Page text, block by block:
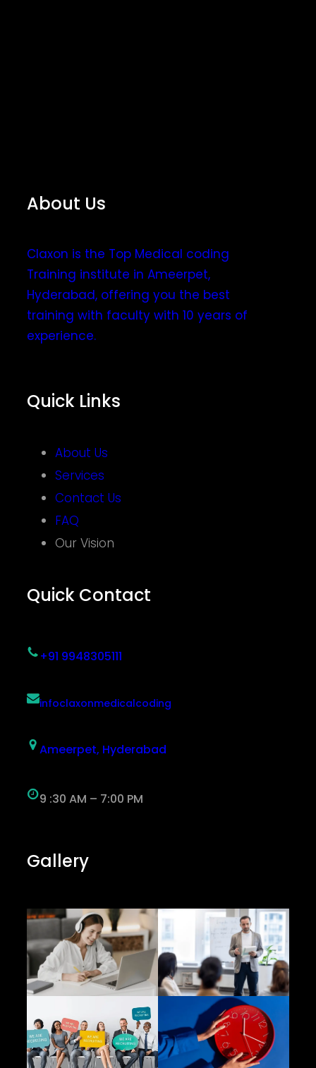
About Us
Claxon is the Top Medical coding
Training institute in Ameerpet,
Hyderabad, offering you the best
training with faculty with 10 years of
experience.
Quick Links
About Us
Services
Contact Us
FAQ
Our Vision
Quick Contact
+91 9948305111
infoclaxonmedicalcoding
Ameerpet, Hyderabad
9 :30 AM – 7:00 PM
Gallery